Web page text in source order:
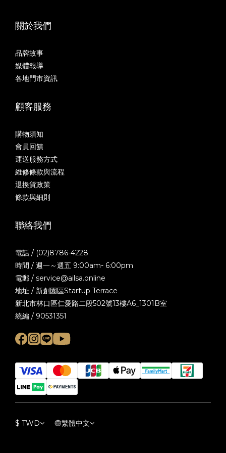
關於我們
品牌故事
媒體報導
各地門市資訊
顧客服務
購物須知
會員回饋
運送服務方式
維修條款與流程
退換貨政策
條款與細則
聯絡我們
電話 / (02)8786-4228
時間 / 週一～週五 9:00am- 6:00pm
電郵 / service@ailsa.online
地址 / 新創園區Startup Terrace
新北市林口區仁愛路二段502號13樓A6_1301B室
統編 / 90531351
$ TWD 繁體中文